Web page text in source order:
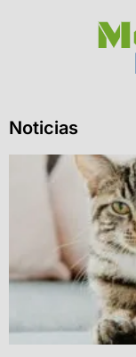
Noticias